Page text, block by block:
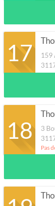
17
159
18
3
Pas